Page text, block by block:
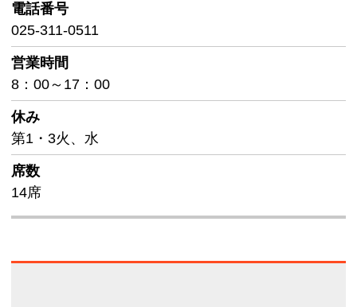
電話番号
025-311-0511
営業時間
8：00～17：00
休み
第1・3火、水
席数
14席